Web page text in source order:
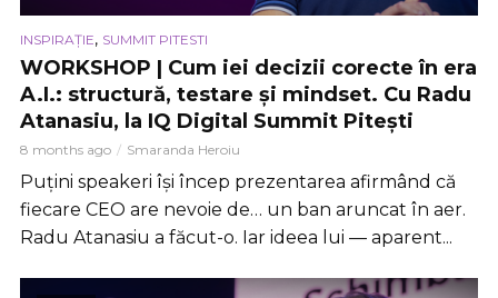
INSPIRAȚIE, SUMMIT PITESTI
WORKSHOP | Cum iei decizii corecte în era
A.I.: structură, testare și mindset. Cu Radu
Atanasiu, la IQ Digital Summit Pitești
8 months ago Smaranda Heroiu
Puțini speakeri își încep prezentarea afirmând că
fiecare CEO are nevoie de… un ban aruncat în aer.
Radu Atanasiu a făcut-o. Iar ideea lui — aparent...